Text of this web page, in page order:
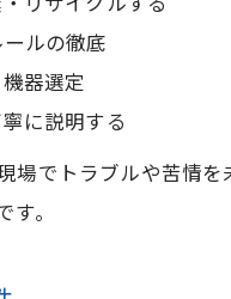
素が土地家屋調査士
査士のやりがいを深
ら見る土地家屋調査
調査士が語るグリーン
ルの徹底
器選定
に説明する
でトラブルや苦情
。